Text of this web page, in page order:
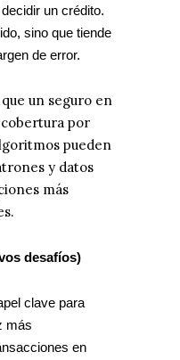
un crédito.
sino que tiende
de error.
un seguro en
cobertura por
pueden
y datos
más
desafíos)
clave para
más
en